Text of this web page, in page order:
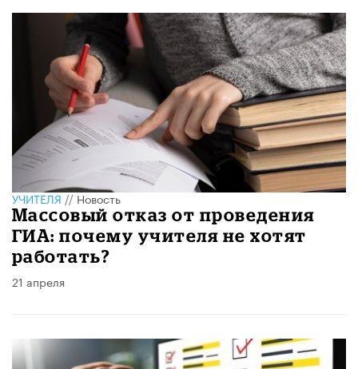
УЧИТЕЛЯ//Новость
Массовый отказ от проведения
ГИА: почему учителя не хотят
работать?
21 апреля